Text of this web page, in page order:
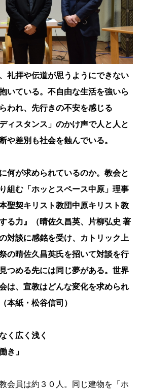
礼拝や伝道が思うようにできない
いている。不自由な生活を強いら
われ、先行きの不安を感じる
ィスタンス」のかけ声で人と人と
や差別も社会を蝕んでいる。
何が求められているのか。教会と
組む「ホッとスペース中原」理事
聖契キリスト教団中原キリスト教
る力』（晴佐久昌英、片柳弘史 著
対談に感銘を受け、カトリック上
の晴佐久昌英氏を招いて対談を行
つめる先には同じ夢がある。世界
は、宣教はどんな変化を求められ
本紙・松谷信司）
く広く浅く
き」
会員は約３０人。同じ建物を「ホ